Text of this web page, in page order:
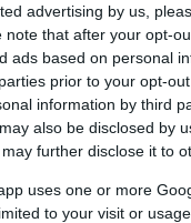
advertising by us,
that after your opt-
ads based on personal
prior to your opt-
information by third
also be disclosed by
further disclose it to
uses one or more
to your visit or
δεν θα
οδηγίες των
σε περίπτωση